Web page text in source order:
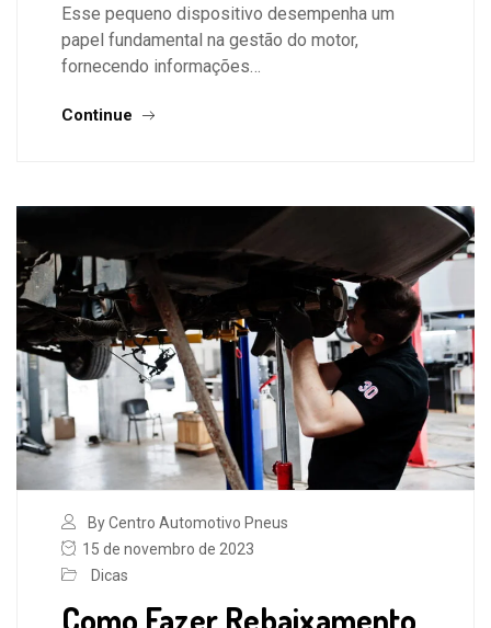
Esse pequeno dispositivo desempenha um
papel fundamental na gestão do motor,
fornecendo informações…
Continue
By Centro Automotivo Pneus
15 de novembro de 2023
Dicas